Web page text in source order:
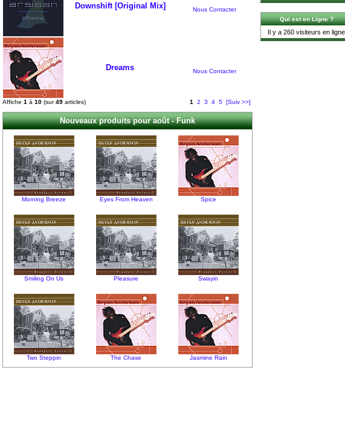
Downshift [Original Mix] Nous Contacter
Dreams Nous Contacter
Affiche 1 à 10 (sur49 articles) 1 2 3 4 5 [Suiv >>]
Nouveaux produits pour août - Funk
Morning Breeze Eyes From Heaven Spice
Smiling On Us Pleasure Swayin
Two Steppin The Chase Jasmine Rain
Qui est en Ligne ?
Il y a 260 visiteurs en ligne